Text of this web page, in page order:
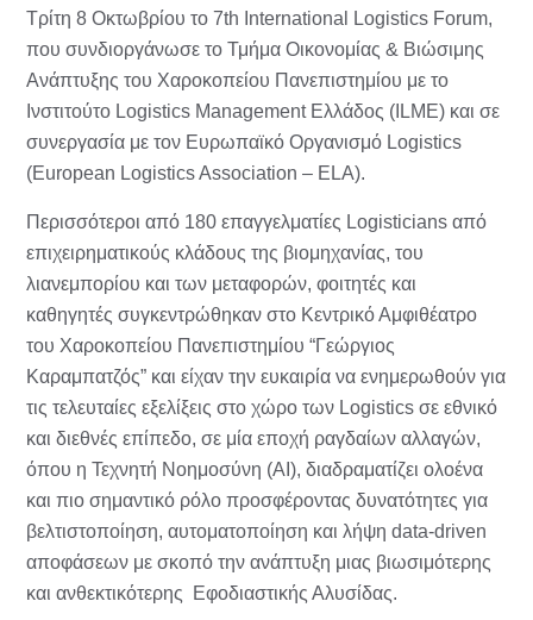
Tρίτη 8 Οκτωβρίου το 7th International Logistics Forum,
που συνδιοργάνωσε το Τμήμα Οικονομίας & Βιώσιμης
Ανάπτυξης του Χαροκοπείου Πανεπιστημίου με το
Ινστιτούτο Logistics Management Ελλάδος (ILME) και σε
συνεργασία με τον Ευρωπαϊκό Οργανισμό Logistics
(European Logistics Association – ELA).
Περισσότεροι από 180 επαγγελματίες Logisticians από
επιχειρηματικούς κλάδους της βιομηχανίας, του
λιανεμπορίου και των μεταφορών, φοιτητές και
καθηγητές συγκεντρώθηκαν στο Κεντρικό Αμφιθέατρο
του Χαροκοπείου Πανεπιστημίου “Γεώργιος
Καραμπατζός” και είχαν την ευκαιρία να ενημερωθούν για
τις τελευταίες εξελίξεις στο χώρο των Logistics σε εθνικό
και διεθνές επίπεδο, σε μία εποχή ραγδαίων αλλαγών,
όπου η Τεχνητή Νοημοσύνη (AI), διαδραματίζει ολοένα
και πιο σημαντικό ρόλο προσφέροντας δυνατότητες για
βελτιστοποίηση, αυτοματοποίηση και λήψη data-driven
αποφάσεων με σκοπό την ανάπτυξη μιας βιωσιμότερης
και ανθεκτικότερης Εφοδιαστικής Αλυσίδας.